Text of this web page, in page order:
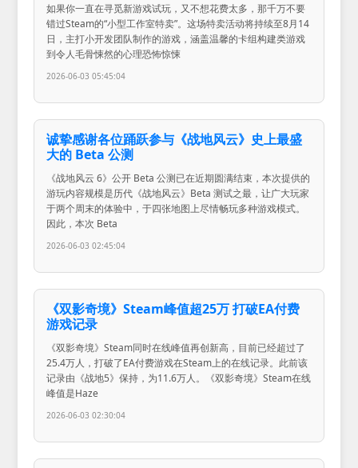
如果你一直在寻觅新游戏试玩，又不想花费太多，那千万不要
错过Steam的“小型工作室特卖”。这场特卖活动将持续至8月14
日，主打小开发团队制作的游戏，涵盖温馨的卡组构建类游戏
到令人毛骨悚然的心理恐怖惊悚
2026-06-03 05:45:04
诚挚感谢各位踊跃参与《战地风云》史上最盛
大的 Beta 公测
《战地风云 6》公开 Beta 公测已在近期圆满结束，本次提供的
游玩内容规模是历代《战地风云》Beta 测试之最，让广大玩家
于两个周末的体验中，于四张地图上尽情畅玩多种游戏模式。
因此，本次 Beta
2026-06-03 02:45:04
《双影奇境》Steam峰值超25万 打破EA付费
游戏记录
《双影奇境》Steam同时在线峰值再创新高，目前已经超过了
25.4万人，打破了EA付费游戏在Steam上的在线记录。此前该
记录由《战地5》保持，为11.6万人。《双影奇境》Steam在线
峰值是Haze
2026-06-03 02:30:04